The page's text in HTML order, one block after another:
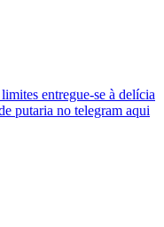
entregue-se à delícia
putaria no telegram aqui